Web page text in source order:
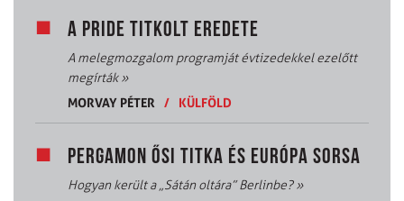
A PRIDE TITKOLT EREDETE
A melegmozgalom programját évtizedekkel ezelőtt
megírták»
MORVAY PÉTER / KÜLFÖLD
PERGAMON ŐSI TITKA ÉS EURÓPA SORSA
Hogyan került a „Sátán oltára” Berlinbe?»